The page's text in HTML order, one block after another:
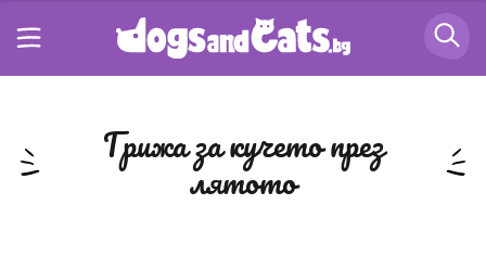
грижа за кучето през
лятото